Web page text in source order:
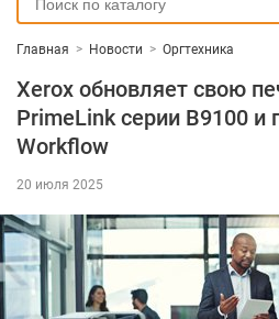
Главная > Новости > Оргтехника
Xerox обновляет свою
PrimeLink серии B9100 и
Workflow
20 июля 2025